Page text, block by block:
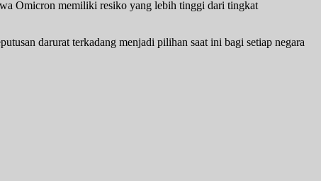
Omicron memiliki resiko yang lebih tinggi dari tingkat
darurat terkadang menjadi pilihan saat ini bagi setiap negara